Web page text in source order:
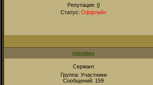
Репутация: 0
Статус: Оффлайн
silentbay
Сержант
Группа: Участники
Сообщений: 159